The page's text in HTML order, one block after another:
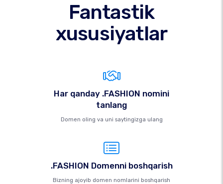
Fantastik
xususiyatlar
Har qanday .FASHION nomini
tanlang
Domen oling va uni saytingizga ulang
.FASHION Domenni boshqarish
Bizning ajoyib domen nomlarini boshqarish